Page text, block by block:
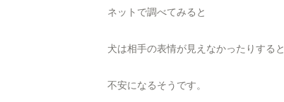
ネットで調べてみると
犬は相手の表情が見えなかったりすると
不安になるそうです。